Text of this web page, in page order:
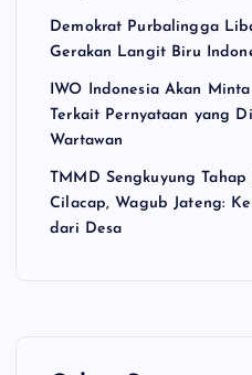
Demokrat Purbalingga
Gerakan Langit Biru
IWO Indonesia Akan
Terkait Pernyataan yang
Wartawan
TMMD Sengkuyung
Cilacap, Wagub Jateng:
dari Desa